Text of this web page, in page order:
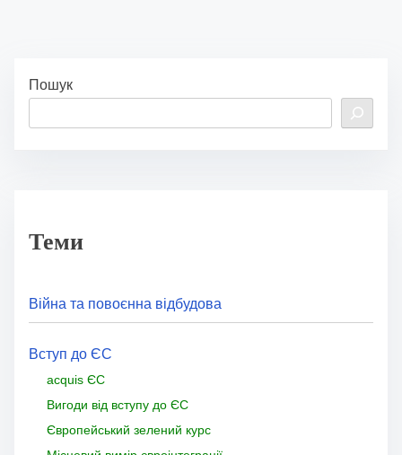
Пошук
Теми
Війна та повоєнна відбудова
Вступ до ЄС
acquis ЄС
Вигоди від вступу до ЄС
Європейський зелений курс